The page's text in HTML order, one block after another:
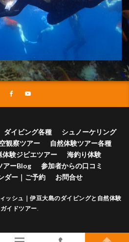
ダイビング各種
シュノーケリング
観察ツアー
自然体験ツアー各種
体験ジビエツアー
海釣り体験
アーBlog
参加者からの口コミ
ダー｜ご予約
お問合せ
ッシュ｜伊豆大島のダイビングと自然体験
ガイドツアー